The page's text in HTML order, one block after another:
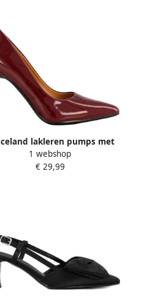
lakleren pumps met
naaldhak bordeaux
1 webshop
€ 29,99